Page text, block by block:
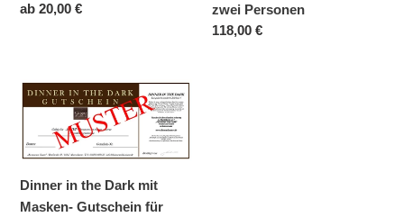
Normaler
ab 20,00 €
für
zwei Personen
Normaler
118,00 €
Dinner
in
the
Dark
Dinner in the Dark mit
Masken- Gutschein für